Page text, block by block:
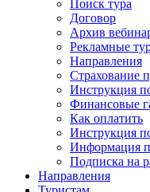
Поиск тура
Договор
Архив
Рекламные
Направления
Страхование
Инструкция
Финансовые
Как оплатить
Инструкция
Информация
Подписка на
Направления